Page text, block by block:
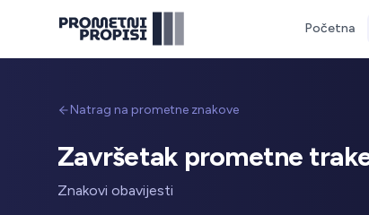
Početna
Natrag na prometne znakove
Završetak prometne
Znakovi obavijesti